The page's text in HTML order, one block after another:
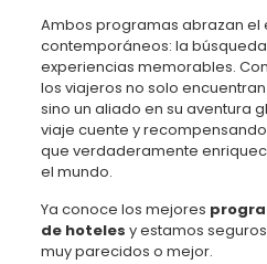
Ambos programas abrazan el
contemporáneos: la
experiencias memorables.
los viajeros no solo
sino un aliado en su aventura
viaje cuente y
que verdaderamente
el mundo.
Ya conoce los mejores
de hoteles y estamos
muy parecidos o mejor.